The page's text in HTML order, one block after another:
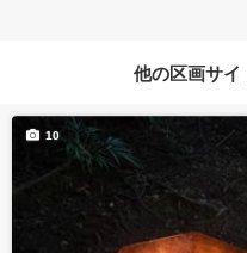
他の区画サイ
10